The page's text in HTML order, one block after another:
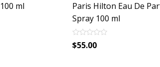
ml
Paris Hilton Eau De
Spray 100 ml
Rated
0
$55.00